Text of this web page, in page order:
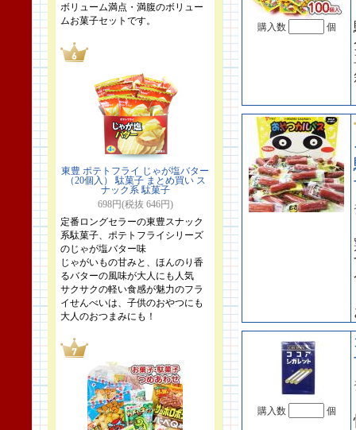
ボリューム満点・満腹のボリュー
ムお菓子セットです。
東豊 ポテトフライ じゃが塩バター
（20個入） 駄菓子 まとめ買い ス
ナック系 駄菓子
698円(税抜 646円)
定番ロングセラーの東豊スナック
系駄菓子、ポテトフライシリーズ
のじゃが塩バター味
じゃがいもの甘みと、ほんのり香
るバターの風味が大人にも人気
サクサクの軽い食感が魅力のフラ
イせんべいは、子供のおやつにも
大人のおつまみにも！
購入数 個
購入数 個